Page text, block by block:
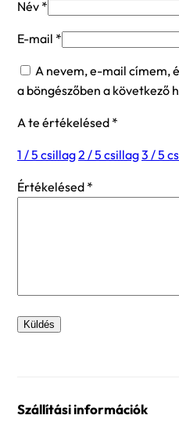
Név *
E-mail *
A nevem, e-mail címem,
a böngészőben a következő
A te értékelésed *
1 / 5 csillag2 / 5 csillag3 / 5
Értékelésed *
Szállítási információk